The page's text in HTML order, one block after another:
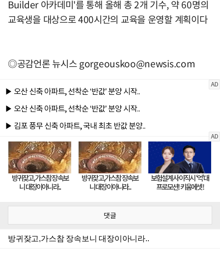
Builder 아카데미'를 통해 올해 총 2개 기수, 약 60명의
교육생을 대상으로 400시간의 교육을 운영할 계획이다
◎공감언론 뉴시스gorgeouskoo@newsis.com
댓글